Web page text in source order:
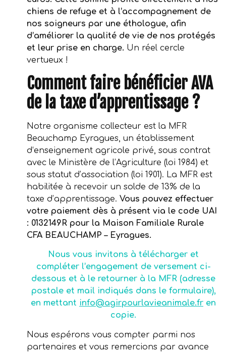
chiens de refuge et à l’accompagnement de
nos soigneurs par une éthologue, afin
d’améliorer la qualité de vie de nos protégés
et leur prise en charge. Un réel cercle
vertueux !
Comment faire bénéficier AVA
de la taxe d’apprentissage ?
Notre organisme collecteur est la MFR
Beauchamp Eyragues, un établissement
d‘enseignement agricole privé, sous contrat
avec le Ministère de l’Agriculture (loi 1984) et
sous statut d’association (loi 1901). La MFR est
habilitée à recevoir un solde de 13% de la
taxe d’apprentissage. Vous pouvez effectuer
votre paiement dès à présent via le code UAI
: 0132149R pour la Maison Familiale Rurale
CFA BEAUCHAMP – Eyragues.
Nous vous invitons à télécharger et
compléter l’engagement de versement ci-
dessous et à le retourner à la MFR (adresse
postale et mail indiqués dans le formulaire),
en mettant info@agirpourlavieanimale.fr en
copie.
Nous espérons vous compter parmi nos
partenaires et vous remercions par avance